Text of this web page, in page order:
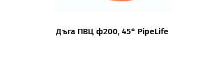
Дъга ПВЦ ф200, 45° PipeLife